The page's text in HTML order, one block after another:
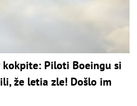
kokpite: Piloti Boeingu si
že letia zle! Došlo im